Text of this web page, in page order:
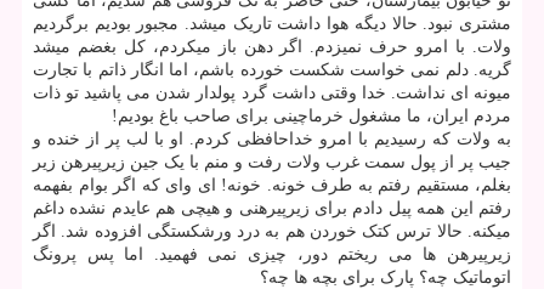
مشتری نبود. حالا دیگه هوا داشت تاریک میشد. مجبور بودیم برگردیم
ولات. با امرو حرف نمیزدم. اگر دهن باز میکردم، کل بغضم میشد
گریه. دلم نمی خواست شکست خورده باشم، اما انگار ذاتم با تجارت
میونه ای نداشت. خدا وقتی داشت گرد پولدار شدن می پاشید تو ذات
مردم ایران، ما مشغول خرماچینی برای صاحب باغ بودیم!
به ولات که رسیدیم با امرو خداحافظی کردم. او با لب پر از خنده و
جیب پر از پول سمت غرب ولات رفت و منم با یک جین زیرپیرهن زیر
بغلم، مستقیم رفتم به طرف خونه. خونه! ای وای که اگر بوام بفهمه
رفتم این همه پیل دادم برای زیرپیرهنی و هیچی هم عایدم نشده داغم
میکنه. حالا ترس کتک خوردن هم به درد ورشکستگی افزوده شد. اگر
زیرپیرهن ها می ریختم دور، چیزی نمی فهمید. اما پس پرونگ
اتوماتیک چه؟ پارک برای بچه ها چه؟